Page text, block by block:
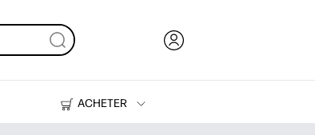
ACHETER